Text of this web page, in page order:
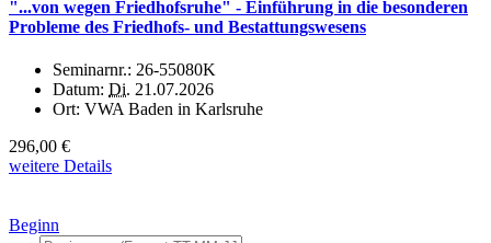
"...von wegen Friedhofsruhe" - Einführung in die besonderen
Probleme des Friedhofs- und Bestattungswesens
Seminarnr.: 26-55080K
Datum: Di. 21.07.2026
Ort: VWA Baden in Karlsruhe
296,00 €
weitere Details
Beginn